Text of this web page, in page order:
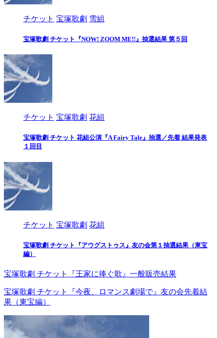
チケット 宝塚歌劇 雪組
宝塚歌劇 チケット『NOW! ZOOM ME!!』抽選結果 第５回
チケット 宝塚歌劇 花組
宝塚歌劇 チケット 花組公演『A Fairy Tale』抽選／先着 結果発表
１回目
チケット 宝塚歌劇 花組
宝塚歌劇 チケット『アウグストゥス』友の会第１抽選結果（東宝
編）
宝塚歌劇 チケット『王家に捧ぐ歌』一般販売結果
宝塚歌劇 チケット『今夜、ロマンス劇場で』友の会先着結
果（東宝編）